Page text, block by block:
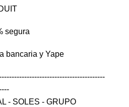
segura
bancaria y Yape
- SOLES - GRUPO